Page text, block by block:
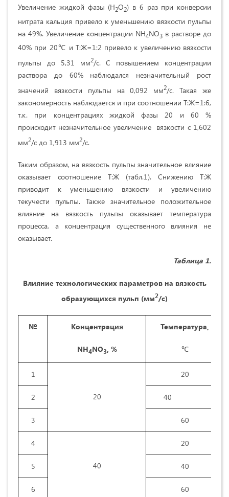
Увеличение жидкой фазы (Н2О2) в 6 раз при конверсии
нитрата кальция привело к уменьшению вязкости пульпы
на 49%. Увеличение концентрации NH4NO3 в растворе до
40% при 20℃ и Т:Ж=1:2 привело к увеличению вязкости
пульпы до 5,31 мм2/с. С повышением концентрации
раствора до 60% наблюдался незначительный рост
значений вязкости пульпы на 0,092 мм2/с. Такая же
закономерность наблюдается и при соотношении Т:Ж=1:6,
т.к. при концентрациях жидкой фазы 20 и 60 %
происходит незначительное увеличение вязкости с 1,602
мм2/с до 1,913 мм2/с.
Таким образом, на вязкость пульпы значительное влияние
оказывает соотношение Т:Ж (табл.1). Снижению Т:Ж
приводит к уменьшению вязкости и увеличению
текучести пульпы. Также значительное положительное
влияние на вязкость пульпы оказывает температура
процесса, а концентрация существенного влияния не
оказывает.
Таблица 1.
Влияние технологических параметров на вязкость
образующихся пульп (мм2/с)
№ Концентрация
NH4NO3, %
Температура,
℃
1
20
20
2 40
3 60
4
40
20
5 40
6 60